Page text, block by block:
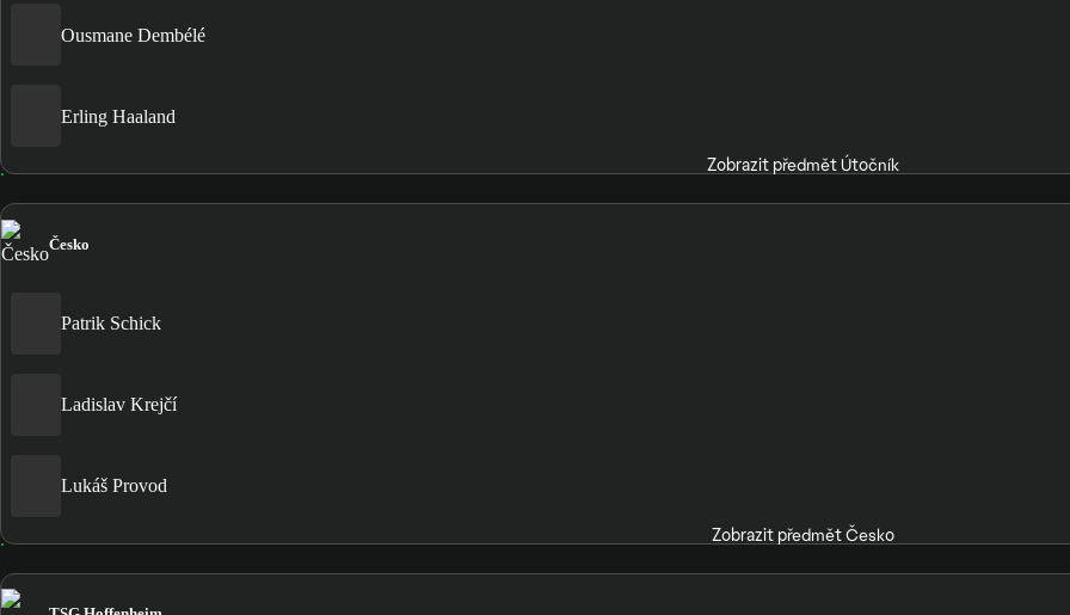
Ousmane Dembélé
Erling Haaland
Zobrazit předmět Útočník
Česko
Patrik Schick
Ladislav Krejčí
Lukáš Provod
Zobrazit předmět Česko